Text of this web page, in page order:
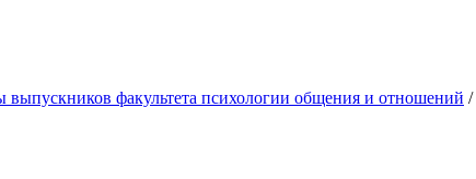
выпускников факультета психологии общения и отношений /